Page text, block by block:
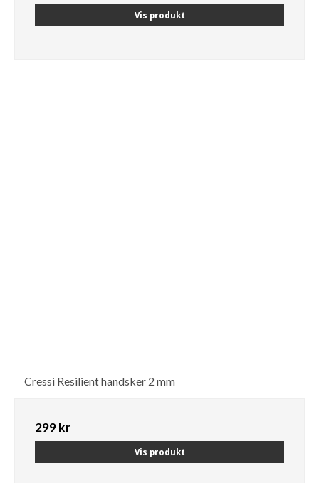
Vis produkt
Cressi Resilient handsker 2 mm
299 kr
Vis produkt